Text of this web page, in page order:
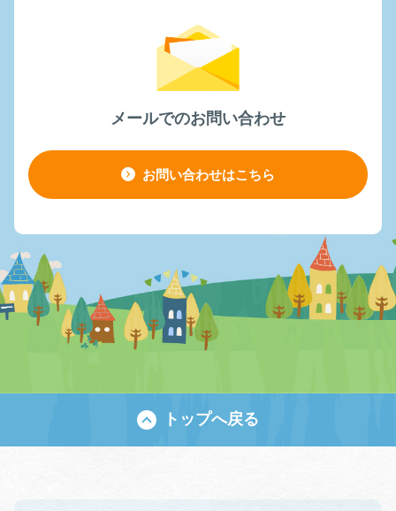
メールでのお問い合わせ
お問い合わせはこちら
トップへ戻る